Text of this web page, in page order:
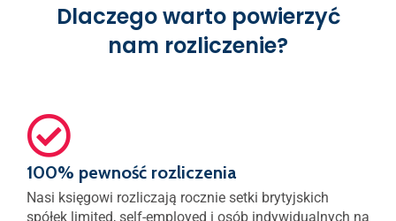
Dlaczego warto powierzyć
nam rozliczenie?
100% pewność rozliczenia
Nasi księgowi rozliczają rocznie setki brytyjskich
spółek limited, self-employed i osób indywidualnych na